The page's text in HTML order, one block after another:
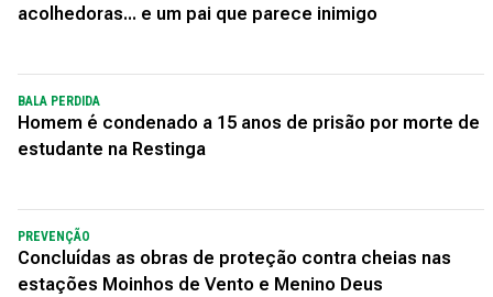
acolhedoras... e um pai que parece inimigo
BALA PERDIDA
Homem é condenado a 15 anos de prisão por morte de
estudante na Restinga
PREVENÇÃO
Concluídas as obras de proteção contra cheias nas
estações Moinhos de Vento e Menino Deus